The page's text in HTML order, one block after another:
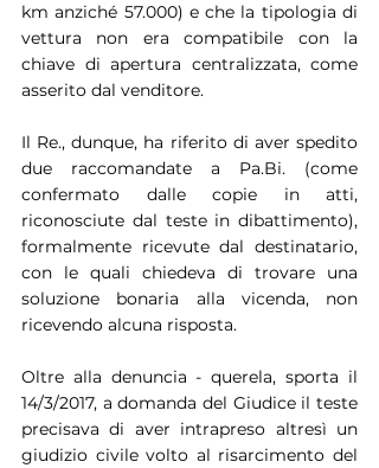
km anziché 57.000) e che la tipologia di
vettura non era compatibile con la
chiave di apertura centralizzata, come
asserito dal venditore.
Il Re., dunque, ha riferito di aver spedito
due raccomandate a Pa.Bi. (come
confermato dalle copie in atti,
riconosciute dal teste in dibattimento),
formalmente ricevute dal destinatario,
con le quali chiedeva di trovare una
soluzione bonaria alla vicenda, non
ricevendo alcuna risposta.
Oltre alla denuncia - querela, sporta il
14/3/2017, a domanda del Giudice il teste
precisava di aver intrapreso altresì un
giudizio civile volto al risarcimento del